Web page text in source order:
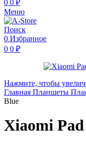
0 0 ₽
Меню
Поиск
0 Избранное
0 0 ₽
Нажмите, чтобы
Главная Планшеты
Blue
Xiaomi